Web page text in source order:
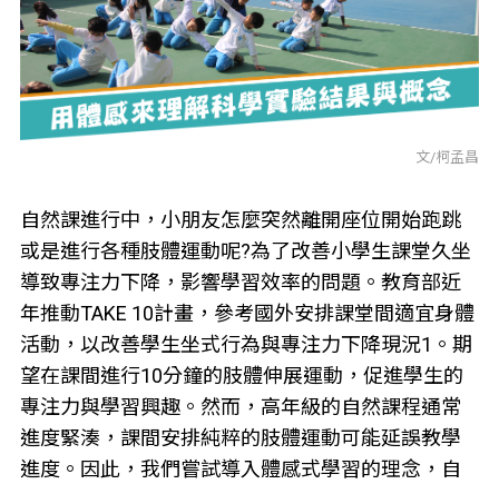
文/柯孟昌
自然課進行中，小朋友怎麼突然離開座位開始跑跳
或是進行各種肢體運動呢?為了改善小學生課堂久坐
導致專注力下降，影響學習效率的問題。教育部近
年推動TAKE 10計畫，參考國外安排課堂間適宜身體
活動，以改善學生坐式行為與專注力下降現況1。期
望在課間進行10分鐘的肢體伸展運動，促進學生的
專注力與學習興趣。然而，高年級的自然課程通常
進度緊湊，課間安排純粹的肢體運動可能延誤教學
進度。因此，我們嘗試導入體感式學習的理念，自